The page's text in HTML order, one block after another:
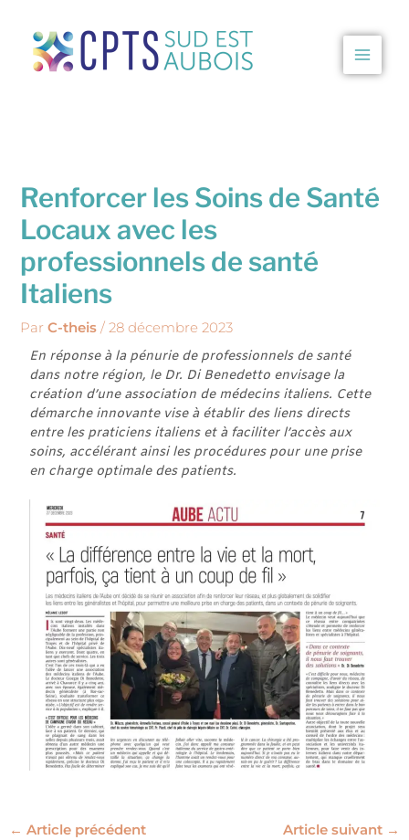
contenu
Renforcer les Soins de Santé
Locaux avec les
professionnels de santé
Italiens
ParC-theis/28 décembre 2023
En réponse à la pénurie de professionnels de santé
dans notre région, le Dr. Di Benedetto envisage la
création d’une association de médecins italiens. Cette
démarche innovante vise à établir des liens directs
entre les praticiens italiens et à faciliter l’accès aux
soins, accélérant ainsi les procédures pour une prise
en charge optimale des patients.
← Article précédent Article suivant →